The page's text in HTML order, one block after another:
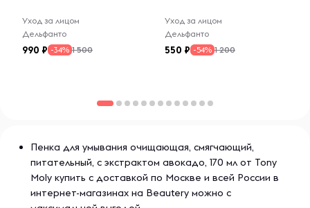
Уход за лицом
Дельфанто
990 -34% 1 500
Уход за лицом
Дельфанто
550 -54% 1 200
Пенка для умывания очищающая, смягчающий,
питательный, с экстрактом авокадо, 170 мл от Tony
Moly купить с доставкой по Москве и всей России в
интернет-магазинах на Beautery можно с